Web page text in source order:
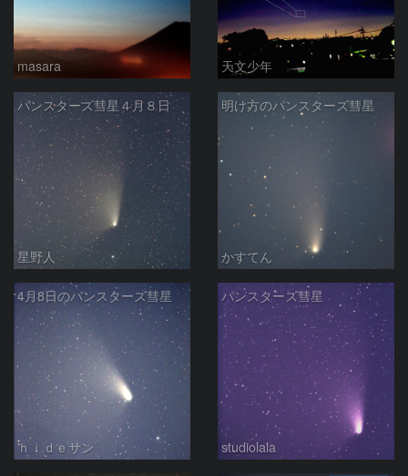
masara 天文少年
パンスターズ彗星４月８日
星野人
明け方のパンスターズ彗星
かすてん
4月8日のパンスターズ彗星
ｈｉｄｅサン
パンスターズ彗星
studiolala